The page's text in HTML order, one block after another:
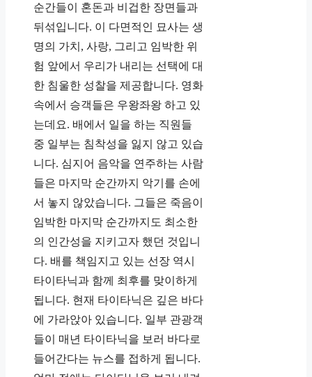
순간들이 혼돈과 비겁한 장면들과
뒤섞입니다. 이 다면적인 묘사는 생
명의 가치, 사랑, 그리고 임박한 위
험 앞에서 우리가 내리는 선택에 대
한 침울한 성찰을 제공합니다. 영화
속에서 승객들은 우왕좌왕 하고 있
는데요. 배에서 일을 하는 직원들
중 일부는 침착성을 잃지 않고 있습
니다. 심지어 음악을 연주하는 사람
들은 마지막 순간까지 악기를 손에
서 놓지 않았습니다. 그들은 죽음이
임박한 마지막 순간까지도 최소한
의 인간성을 지키고자 했던 것입니
다. 배를 책임지고 있는 선장 역시
타이타닉과 함께 최후를 맞이하게
됩니다. 현재 타이타닉은 깊은 바다
에 가라앉아 있습니다. 일부 관광객
들이 매년 타이타닉을 보러 바다로
들어간다는 뉴스를 접하게 됩니다.